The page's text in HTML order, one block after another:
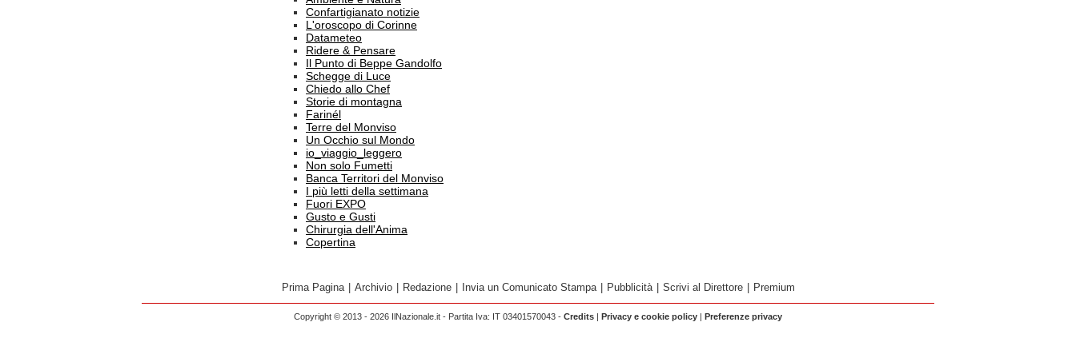
Confartigianato notizie
L'oroscopo di Corinne
Datameteo
Ridere & Pensare
Il Punto di Beppe Gandolfo
Schegge di Luce
Chiedo allo Chef
Storie di montagna
Farinél
Terre del Monviso
Un Occhio sul Mondo
io_viaggio_leggero
Non solo Fumetti
Banca Territori del Monviso
I più letti della settimana
Fuori EXPO
Gusto e Gusti
Chirurgia dell'Anima
Copertina
Prima Pagina Archivio Redazione Invia un Comunicato Stampa Pubblicità Scrivi al Direttore Premium
Copyright © 2013 - 2026 IlNazionale.it - Partita Iva: IT 03401570043 - Credits | Privacy e cookie policy | Preferenze privacy